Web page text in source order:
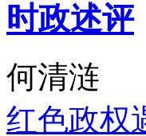
时政述评
何清涟
红色政权